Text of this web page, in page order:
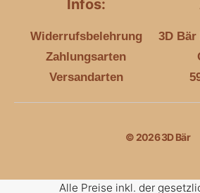
Infos:
Widerrufsbelehrung
Zahlungsarten
Versandarten
3D
© 2026 3D Bär
Alle Preise inkl. der